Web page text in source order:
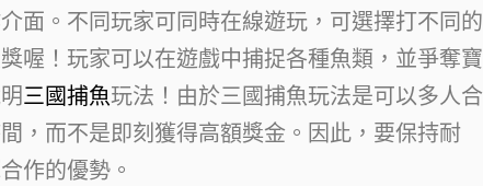
面。不同玩家可同時在線遊玩，可選擇打不同的
喔！玩家可以在遊戲中捕捉各種魚類，並爭奪寶
三國捕魚玩法！由於三國捕魚玩法是可以多人合
，而不是即刻獲得高額獎金。因此，要保持耐
作的優勢。